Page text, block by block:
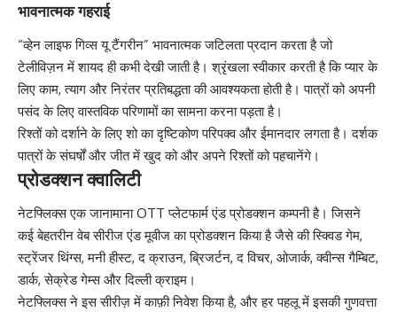
भावनात्मक गहराई
“व्हेन लाइफ गिव्स यू टैंगरीन” भावनात्मक जटिलता प्रदान करता है जो
टेलीविज़न में शायद ही कभी देखी जाती है। श्रृंखला स्वीकार करती है कि प्यार के
लिए काम, त्याग और निरंतर प्रतिबद्धता की आवश्यकता होती है। पात्रों को अपनी
पसंद के लिए वास्तविक परिणामों का सामना करना पड़ता है।
रिश्तों को दर्शाने के लिए शो का दृष्टिकोण परिपक्व और ईमानदार लगता है। दर्शक
पात्रों के संघर्षों और जीत में खुद को और अपने रिश्तों को पहचानेंगे।
प्रोडक्शन क्वालिटी
नेटफ्लिक्स एक जानामाना OTT प्लेटफार्म एंड प्रोडक्शन कम्पनी है। जिसने
कई बेहतरीन वेब सीरीज एंड मूवीज का प्रोडक्शन किया है जैसे कीस्क्विड गेम,
स्ट्रेंजर थिंग्स, मनी हीस्ट, द क्राउन, ब्रिजर्टन, द विचर, ओजार्क, क्वीन्स गैम्बिट,
डार्क, सेक्रेड गेम्स और दिल्ली क्राइम।
नेटफ्लिक्स ने इस सीरीज़ में काफ़ी निवेश किया है, और हर पहलू में इसकी गुणवत्ता